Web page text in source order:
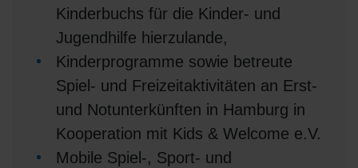
Kinderbuchs für die Kinder- und
Jugendhilfe hierzulande,
Kinderprogramme sowie betreute
Spiel- und Freizeitaktivitäten an Erst-
und Notunterkünften in Hamburg in
Kooperation mit Kids & Welcome e.V.
Mobile Spiel-, Sport- und